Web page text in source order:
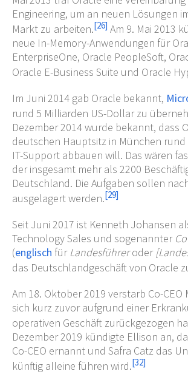
Engineering, um an neuen Lösungen
Markt zu arbeiten.[26] Am 9. Mai 2013
neue In-Memory-Anwendungen für
EnterpriseOne, Oracle PeopleSoft,
Oracle E-Business Suite und Oracle
Im Juni 2014 gab Oracle bekannt,
rund 5 Milliarden US-Dollar zu
Dezember 2014 wurde bekannt, dass
deutschen Hauptsitz in München rund
IT-Support abbauen will. Das wären
der insgesamt mehr als 2200
Deutschland. Die Aufgaben sollen
ausgelagert werden.[29]
Seit Juni 2017 ist Kenneth Johansen
Technology Sales und sogenannter
(englisch für Landesführeroder
das Deutschlandgeschäft von Oracle
Am 18. Oktober 2019 verstarb Co-
sich kurz zuvor aufgrund einer
operativen Geschäft zurückgezogen
Dezember 2019 kündigte Ellison an,
Co-CEO ernannt und Safra Catz das
künftig alleine führen wird.[32]